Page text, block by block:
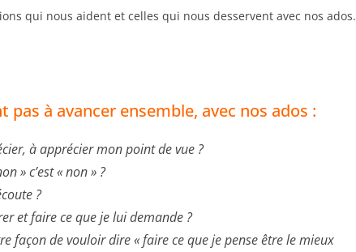
qui nous aident et celles qui nous desservent avec nos ados.
à avancer ensemble, avec nos ados :
à apprécier mon point de vue ?
» c’est « non » ?
?
et faire ce que je lui demande ?
façon de vouloir dire « faire ce que je pense être le mieux